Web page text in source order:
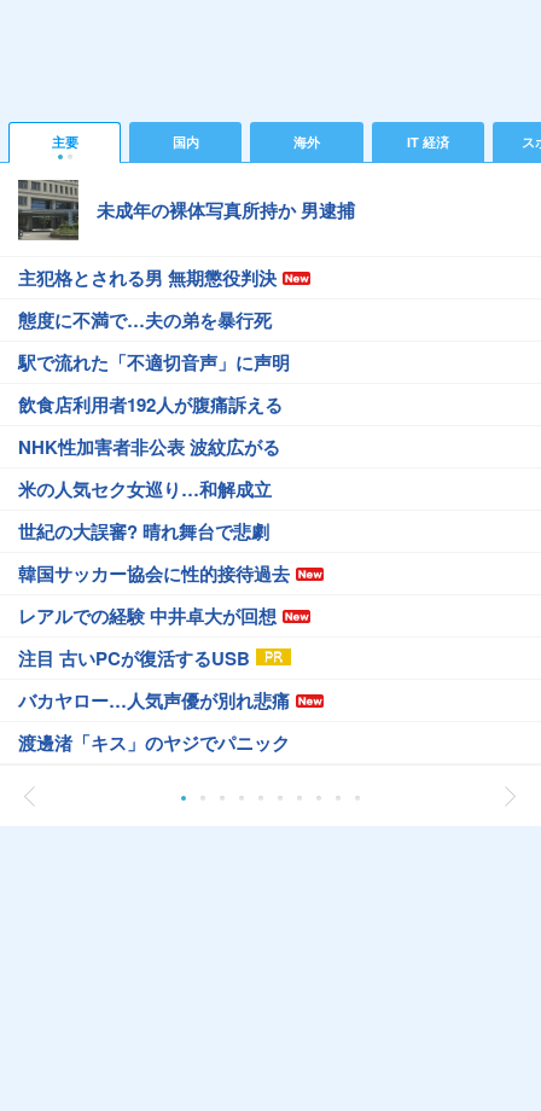
主要 国内 海外 IT 経済 ス
未成年の裸体写真所持か 男逮捕
主犯格とされる男 無期懲役判決
態度に不満で…夫の弟を暴行死
駅で流れた「不適切音声」に声明
飲食店利用者192人が腹痛訴える
NHK性加害者非公表 波紋広がる
米の人気セク女巡り…和解成立
世紀の大誤審? 晴れ舞台で悲劇
韓国サッカー協会に性的接待過去
レアルでの経験 中井卓大が回想
注目 古いPCが復活するUSB
バカヤロー…人気声優が別れ悲痛
渡邊渚「キス」のヤジでパニック